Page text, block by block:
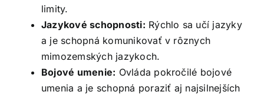
limity.
Jazykové schopnosti: Rýchlo sa učí jazyky
a je schopná komunikovať v rôznych
mimozemských jazykoch.
Bojové umenie: Ovláda pokročilé bojové
umenia a je schopná poraziť aj najsilnejších